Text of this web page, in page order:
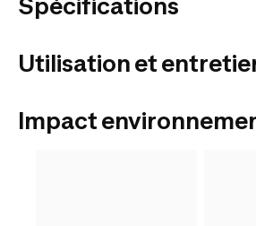
Spécifications
Utilisation et
Impact